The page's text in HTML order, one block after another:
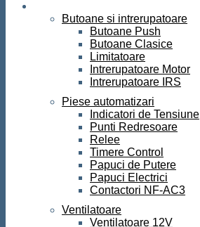
Butoane si intrerupatoare
Butoane Push
Butoane Clasice
Limitatoare
Intrerupatoare Motor
Intrerupatoare IRS
Piese automatizari
Indicatori de Tensiune
Punti Redresoare
Relee
Timere Control
Papuci de Putere
Papuci Electrici
Contactori NF-AC3
Ventilatoare
Ventilatoare 12V